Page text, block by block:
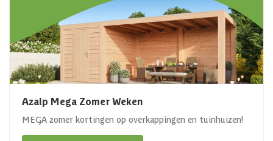
Azalp Mega Zomer Weken
MEGA zomer kortingen op overkappingen en tuinhuizen!